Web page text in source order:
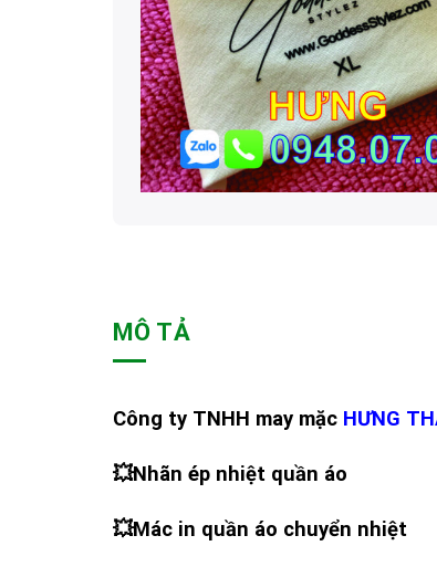
MÔ TẢ
Công ty TNHH may mặc HƯNG
💥Nhãn ép nhiệt quần áo
💥Mác in quần áo chuyển nhiệt